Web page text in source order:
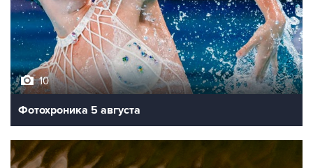
10
Фотохроника 5 августа